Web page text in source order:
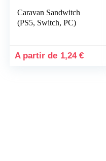
Caravan Sandwitch
(PS5, Switch, PC)
1,24€